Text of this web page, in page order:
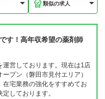
類似の求人
す！高年収希望の薬剤師
営しております。現在は1店
プン（磐田市見付エリア）
在宅業務の強化をすすめてお
しております。